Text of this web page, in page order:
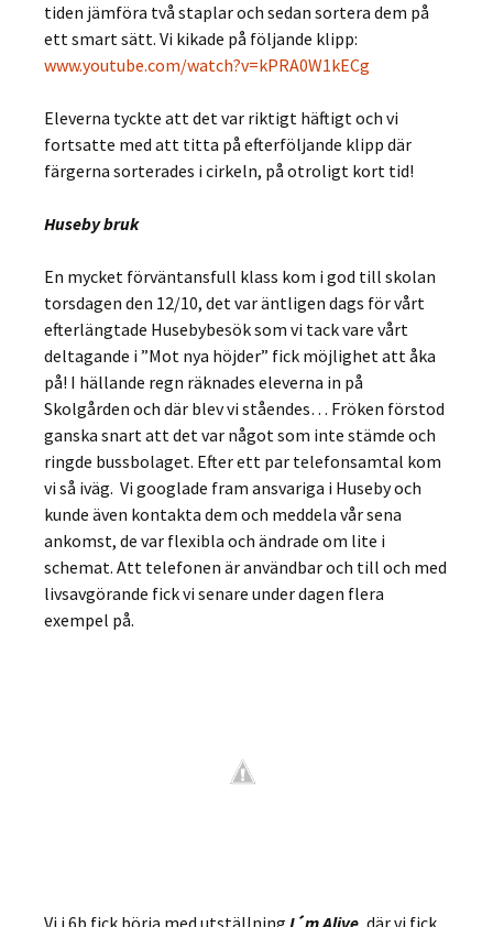
tiden jämföra två staplar och sedan sortera dem på
ett smart sätt. Vi kikade på följande klipp:
www.youtube.com/watch?v=kPRA0W1kECg
Eleverna tyckte att det var riktigt häftigt och vi
fortsatte med att titta på efterföljande klipp där
färgerna sorterades i cirkeln, på otroligt kort tid!
Huseby bruk
En mycket förväntansfull klass kom i god till skolan
torsdagen den 12/10, det var äntligen dags för vårt
efterlängtade Husebybesök som vi tack vare vårt
deltagande i ”Mot nya höjder” fick möjlighet att åka
på! I hällande regn räknades eleverna in på
Skolgården och där blev vi ståendes… Fröken förstod
ganska snart att det var något som inte stämde och
ringde bussbolaget. Efter ett par telefonsamtal kom
vi så iväg. Vi googlade fram ansvariga i Huseby och
kunde även kontakta dem och meddela vår sena
ankomst, de var flexibla och ändrade om lite i
schemat. Att telefonen är användbar och till och med
livsavgörande fick vi senare under dagen flera
exempel på.